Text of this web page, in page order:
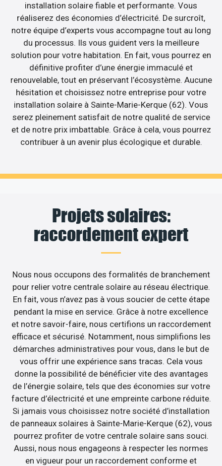
installation solaire fiable et performante. Vous
réaliserez des économies d’électricité. De surcroît,
notre équipe d’experts vous accompagne tout au long
du processus. Ils vous guident vers la meilleure
solution pour votre habitation. En fait, vous pourrez en
définitive profiter d’une énergie immaculé et
renouvelable, tout en préservant l’écosystème. Aucune
hésitation et choisissez notre entreprise pour votre
installation solaire à Sainte-Marie-Kerque (62). Vous
serez pleinement satisfait de notre qualité de service
et de notre prix imbattable. Grâce à cela, vous pourrez
contribuer à un avenir plus écologique et durable.
Projets solaires:
raccordement expert
Nous nous occupons des formalités de branchement
pour relier votre centrale solaire au réseau électrique.
En fait, vous n’avez pas à vous soucier de cette étape
pendant la mise en service. Grâce à notre excellence
et notre savoir-faire, nous certifions un raccordement
efficace et sécurisé. Notamment, nous simplifions les
démarches administratives pour vous, dans le but de
vous offrir une expérience sans tracas. Cela vous
donne la possibilité de bénéficier vite des avantages
de l’énergie solaire, tels que des économies sur votre
facture d’électricité et une empreinte carbone réduite.
Si jamais vous choisissez notre société d’installation
de panneaux solaires à Sainte-Marie-Kerque (62), vous
pourrez profiter de votre centrale solaire sans souci.
Aussi, nous nous engageons à respecter les normes
en vigueur pour un raccordement conforme et